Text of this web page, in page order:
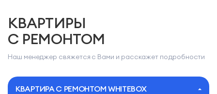
КВАРТИРЫ
С РЕМОНТОМ
Наш менеджер свяжется с Вами и расскажет подробности
КВАРТИРА С РЕМОНТОМ WHITEBOX